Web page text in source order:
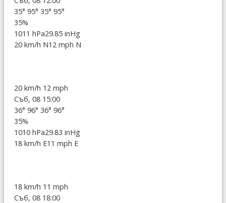
35° 95° 35° 95°
35%
1011 hPa29.85 inHg
20 km/h N12 mph N
20 km/h 12 mph
Съб, 08 15:00
36° 96° 36° 96°
35%
1010 hPa29.83 inHg
18 km/h E11 mph E
18 km/h 11 mph
Съб, 08 18:00